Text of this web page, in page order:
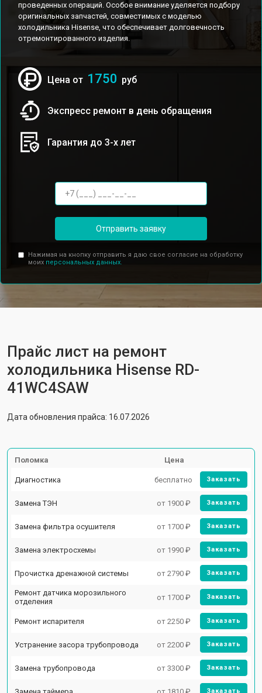
проведенных операций. Особое внимание уделяется подбору
оригинальных запчастей, совместимых с моделью
холодильника Hisense, что обеспечивает долговечность
отремонтированного изделия.
Цена от 1750 руб
Экспресс ремонт в день обращения
Гарантия до 3-х лет
Отправить заявку
Нажимая на кнопку отправить я даю свое согласие на обработку
моих персональных данных.
Прайс лист на ремонт
холодильника Hisense RD-
41WC4SAW
Дата обновления прайса: 16.07.2026
Поломка Цена
Диагностика бесплатно Заказать
Замена ТЭН от 1900 ₽ Заказать
Замена фильтра осушителя от 1700 ₽ Заказать
Замена электросхемы от 1990 ₽ Заказать
Прочистка дренажной системы от 2790 ₽ Заказать
Ремонт датчика морозильного
отделения
от 1700 ₽ Заказать
Ремонт испарителя от 2250 ₽ Заказать
Устранение засора трубопровода от 2200 ₽ Заказать
Замена трубопровода от 3300 ₽ Заказать
Замена таймера от 1810 ₽ Заказать